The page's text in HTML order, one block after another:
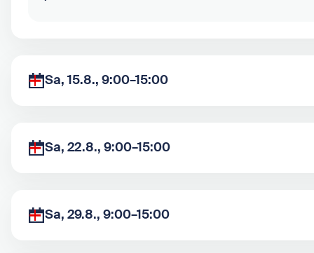
Sa, 15.8., 9:00–15:00
Sa, 22.8., 9:00–15:00
Sa, 29.8., 9:00–15:00